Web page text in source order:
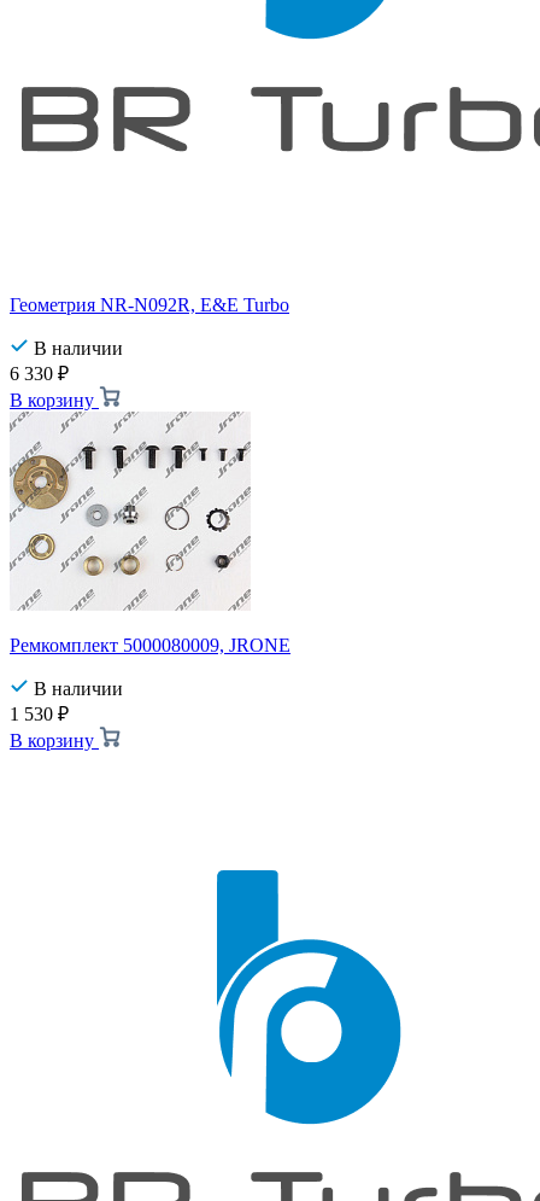
Геометрия NR-N092R, E&E Turbo
В наличии
6 330 ₽
В корзину
Ремкомплект 5000080009, JRONE
В наличии
1 530 ₽
В корзину